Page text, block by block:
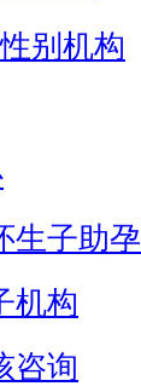
别机构
生子助孕
机构
咨询